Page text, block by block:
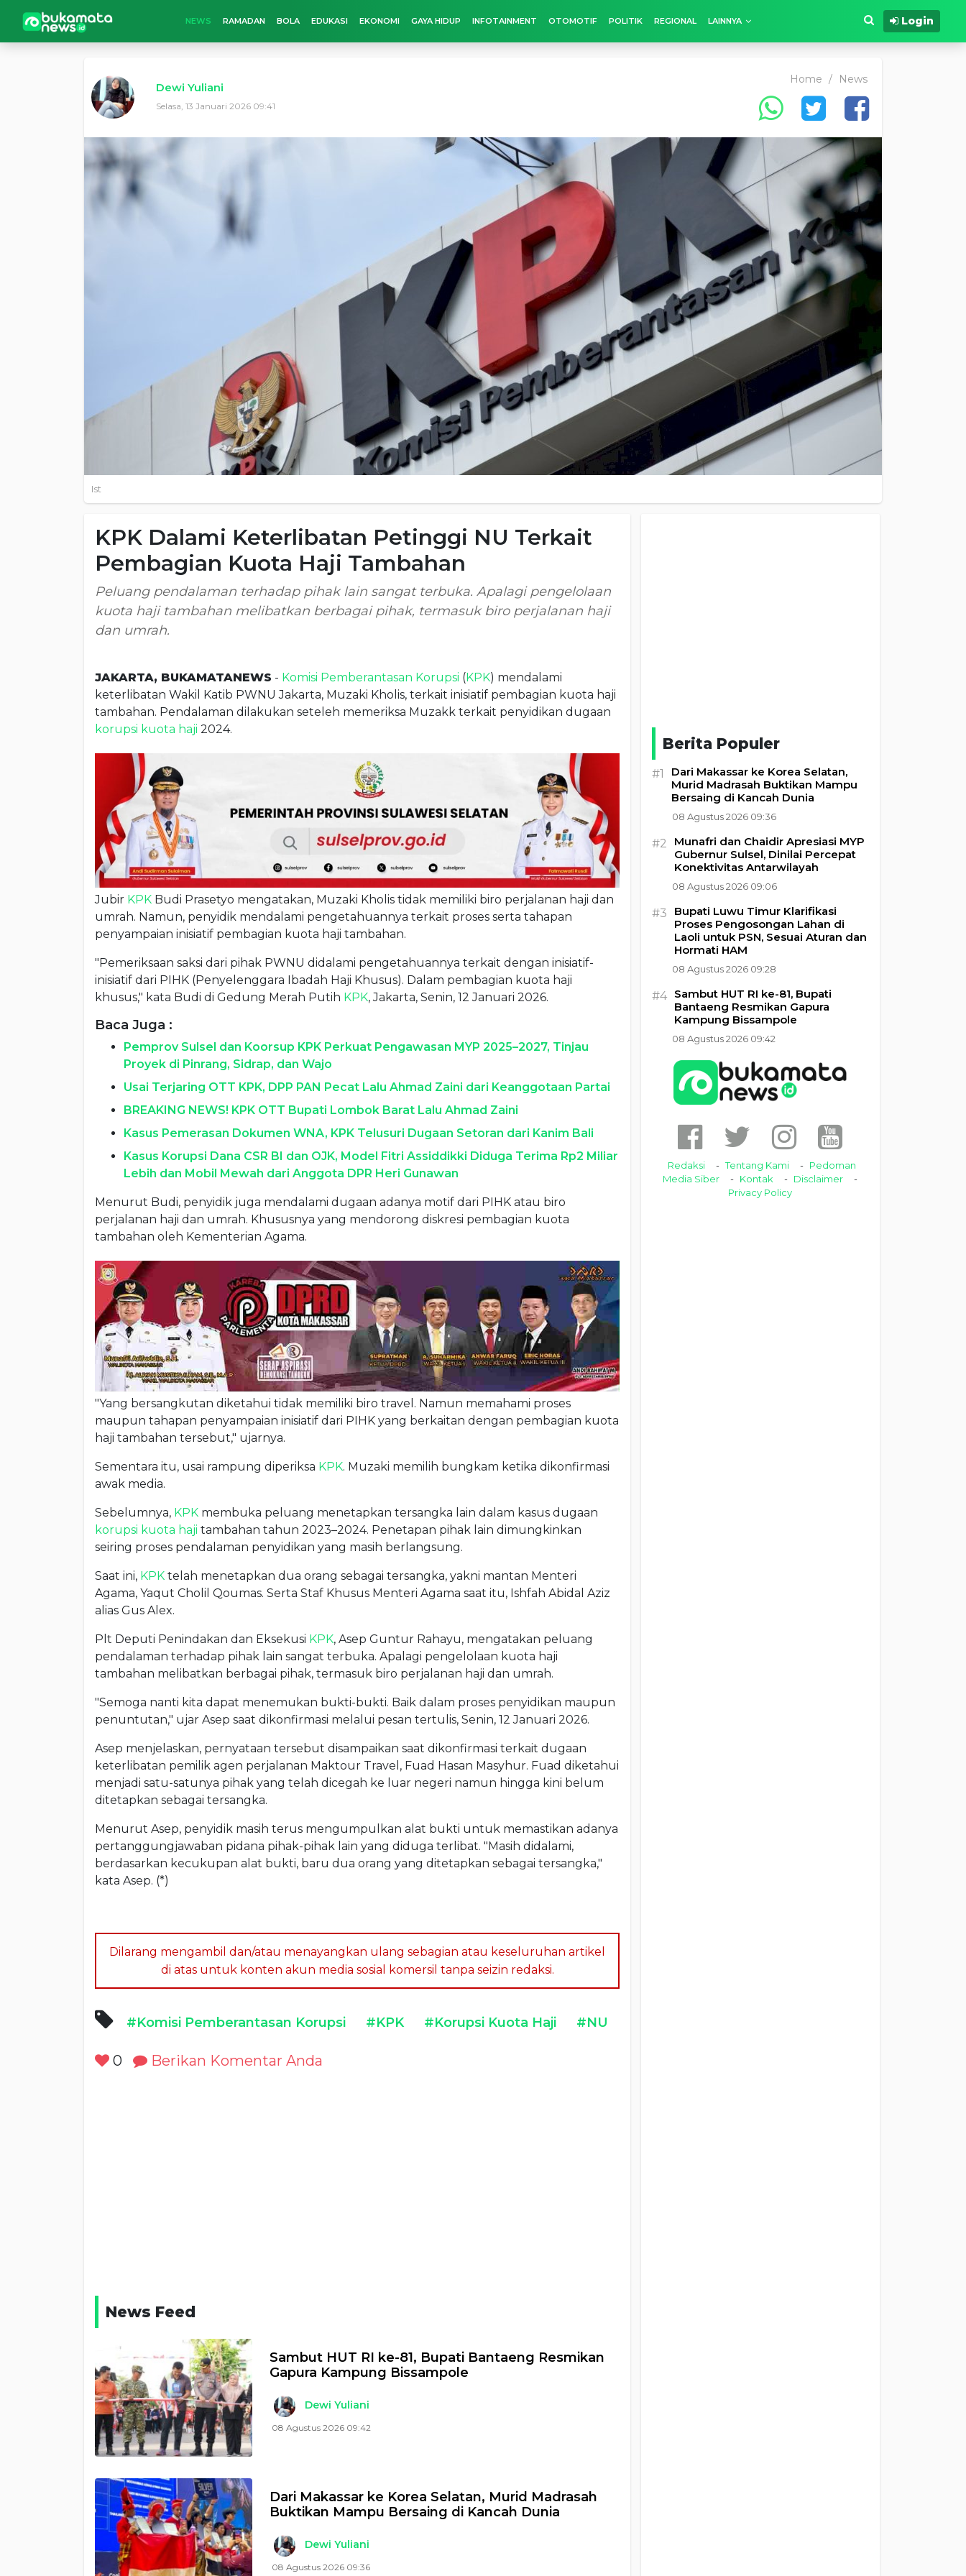
NEWS RAMADAN BOLA EDUKASI EKONOMI GAYA HIDUP INFOTAINMENT OTOMOTIF POLITIK REGIONAL LAINNYA Login
Dewi Yuliani
Selasa, 13 Januari 2026 09:41
Home / News
Ist
KPK Dalami Keterlibatan Petinggi NU Terkait
Pembagian Kuota Haji Tambahan
Peluang pendalaman terhadap pihak lain sangat terbuka. Apalagi pengelolaan
kuota haji tambahan melibatkan berbagai pihak, termasuk biro perjalanan haji
dan umrah.
JAKARTA, BUKAMATANEWS - Komisi Pemberantasan Korupsi (KPK) mendalami
keterlibatan Wakil Katib PWNU Jakarta, Muzaki Kholis, terkait inisiatif pembagian kuota haji
tambahan. Pendalaman dilakukan seteleh memeriksa Muzakk terkait penyidikan dugaan
korupsi kuota haji 2024.
Jubir KPK Budi Prasetyo mengatakan, Muzaki Kholis tidak memiliki biro perjalanan haji dan
umrah. Namun, penyidik mendalami pengetahuannya terkait proses serta tahapan
penyampaian inisiatif pembagian kuota haji tambahan.
"Pemeriksaan saksi dari pihak PWNU didalami pengetahuannya terkait dengan inisiatif-
inisiatif dari PIHK (Penyelenggara Ibadah Haji Khusus). Dalam pembagian kuota haji
khusus," kata Budi di Gedung Merah Putih KPK, Jakarta, Senin, 12 Januari 2026.
Baca Juga :
Pemprov Sulsel dan Koorsup KPK Perkuat Pengawasan MYP 2025–2027, Tinjau
Proyek di Pinrang, Sidrap, dan Wajo
Usai Terjaring OTT KPK, DPP PAN Pecat Lalu Ahmad Zaini dari Keanggotaan Partai
BREAKING NEWS! KPK OTT Bupati Lombok Barat Lalu Ahmad Zaini
Kasus Pemerasan Dokumen WNA, KPK Telusuri Dugaan Setoran dari Kanim Bali
Kasus Korupsi Dana CSR BI dan OJK, Model Fitri Assiddikki Diduga Terima Rp2 Miliar
Lebih dan Mobil Mewah dari Anggota DPR Heri Gunawan
Menurut Budi, penyidik juga mendalami dugaan adanya motif dari PIHK atau biro
perjalanan haji dan umrah. Khususnya yang mendorong diskresi pembagian kuota
tambahan oleh Kementerian Agama.
"Yang bersangkutan diketahui tidak memiliki biro travel. Namun memahami proses
maupun tahapan penyampaian inisiatif dari PIHK yang berkaitan dengan pembagian kuota
haji tambahan tersebut," ujarnya.
Sementara itu, usai rampung diperiksa KPK. Muzaki memilih bungkam ketika dikonfirmasi
awak media.
Sebelumnya, KPK membuka peluang menetapkan tersangka lain dalam kasus dugaan
korupsi kuota haji tambahan tahun 2023–2024. Penetapan pihak lain dimungkinkan
seiring proses pendalaman penyidikan yang masih berlangsung.
Saat ini, KPK telah menetapkan dua orang sebagai tersangka, yakni mantan Menteri
Agama, Yaqut Cholil Qoumas. Serta Staf Khusus Menteri Agama saat itu, Ishfah Abidal Aziz
alias Gus Alex.
Plt Deputi Penindakan dan Eksekusi KPK, Asep Guntur Rahayu, mengatakan peluang
pendalaman terhadap pihak lain sangat terbuka. Apalagi pengelolaan kuota haji
tambahan melibatkan berbagai pihak, termasuk biro perjalanan haji dan umrah.
"Semoga nanti kita dapat menemukan bukti-bukti. Baik dalam proses penyidikan maupun
penuntutan," ujar Asep saat dikonfirmasi melalui pesan tertulis, Senin, 12 Januari 2026.
Asep menjelaskan, pernyataan tersebut disampaikan saat dikonfirmasi terkait dugaan
keterlibatan pemilik agen perjalanan Maktour Travel, Fuad Hasan Masyhur. Fuad diketahui
menjadi satu-satunya pihak yang telah dicegah ke luar negeri namun hingga kini belum
ditetapkan sebagai tersangka.
Menurut Asep, penyidik masih terus mengumpulkan alat bukti untuk memastikan adanya
pertanggungjawaban pidana pihak-pihak lain yang diduga terlibat. "Masih didalami,
berdasarkan kecukupan alat bukti, baru dua orang yang ditetapkan sebagai tersangka,"
kata Asep. (*)
Dilarang mengambil dan/atau menayangkan ulang sebagian atau keseluruhan artikel
di atas untuk konten akun media sosial komersil tanpa seizin redaksi.
#Komisi Pemberantasan Korupsi #KPK #Korupsi Kuota Haji #NU
0 Berikan Komentar Anda
News Feed
Sambut HUT RI ke-81, Bupati Bantaeng Resmikan
Gapura Kampung Bissampole
Dewi Yuliani
08 Agustus 2026 09:42
Dari Makassar ke Korea Selatan, Murid Madrasah
Buktikan Mampu Bersaing di Kancah Dunia
Dewi Yuliani
08 Agustus 2026 09:36
Berita Populer
#1
Dari Makassar ke Korea Selatan,
Murid Madrasah Buktikan Mampu
Bersaing di Kancah Dunia
08 Agustus 2026 09:36
#2
Munafri dan Chaidir Apresiasi MYP
Gubernur Sulsel, Dinilai Percepat
Konektivitas Antarwilayah
08 Agustus 2026 09:06
#3
Bupati Luwu Timur Klarifikasi
Proses Pengosongan Lahan di
Laoli untuk PSN, Sesuai Aturan dan
Hormati HAM
08 Agustus 2026 09:28
#4 Sambut HUT RI ke-81, Bupati
Bantaeng Resmikan Gapura
Kampung Bissampole
08 Agustus 2026 09:42
Redaksi Tentang Kami
Pedoman
Media Siber
Kontak
Disclaimer
Privacy Policy